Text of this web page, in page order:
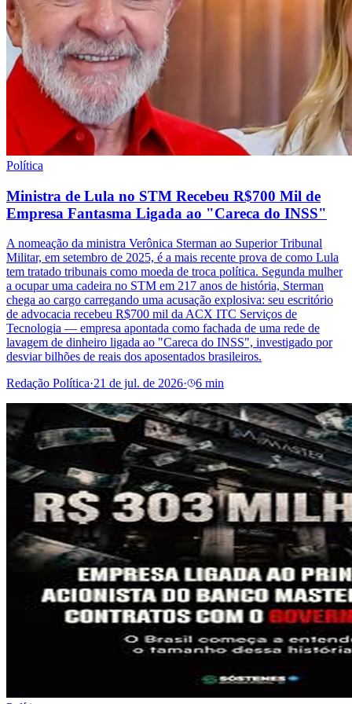
Política
Ministra de Lula no STM Recebeu R$700 Mil de
Empresa Fantasma Ligada ao "Careca do INSS"
A nomeação da ministra Verônica Sterman ao Superior Tribunal
Militar, em setembro de 2025, é a mais recente prova de como Lula
tem tratado tribunais como moeda de troca política. Segunda mulher
a ocupar uma cadeira no STM em 217 anos de história, Sterman
chega ao cargo carregando uma acusação explosiva: seu escritório
de advocacia recebeu R$700 mil da ACX ITC Serviços de
Tecnologia — empresa apontada como fachada de uma rede de
lavagem de dinheiro ligada ao "Careca do INSS", investigado por
desviar bilhões de reais dos aposentados brasileiros.
Redação Política·21 de jul. de 2026· 6 min